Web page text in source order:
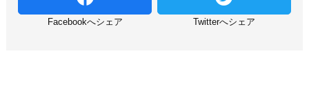
Facebookへシェア Twitterへシェア